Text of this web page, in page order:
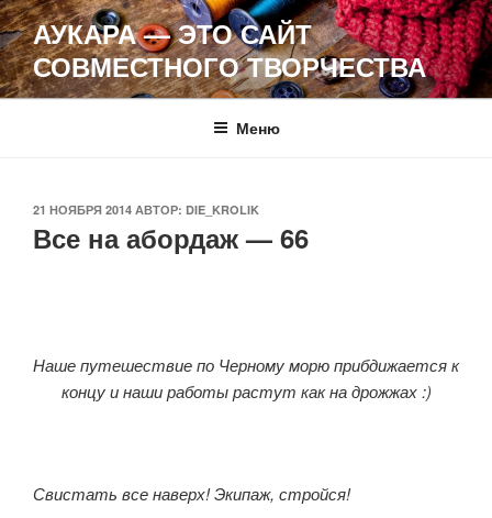
Перейти
к
содержимому
АУКАРА — ЭТО САЙТ
СОВМЕСТНОГО ТВОРЧЕСТВА
Меню
ОПУБЛИКОВАНО
21 НОЯБРЯ 2014 АВТОР: DIE_KROLIK
Все на абордаж — 66
Наше путешествие по Черному морю прибдижается к
концу и наши работы растут как на дрожжах :)
Свистать все наверх! Экипаж, стройся!